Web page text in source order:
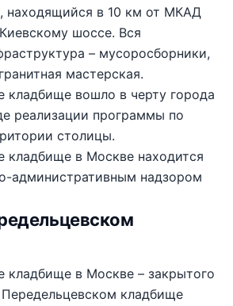
находящийся в 10 км от МКАД
шоссе. Вся
– мусоросборники,
мастерская.
кладбище вошло в черту города
реализации программы по
столицы.
кладбище в Москве находится
административным надзором
кладбище в Москве – закрытого
Передельцевском кладбище